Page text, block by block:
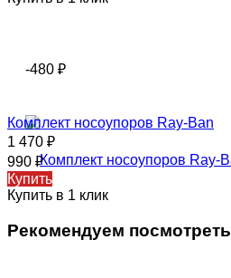
-480 ₽
Комплект носоупоров Ray-Ban
1 470 ₽
990 ₽
Купить
Купить в 1 клик
Рекомендуем посмотреть